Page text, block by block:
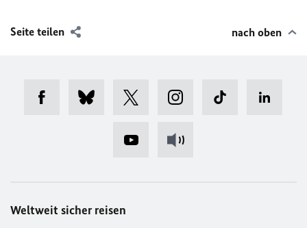
Seite teilen nach oben
Weltweit sicher reisen